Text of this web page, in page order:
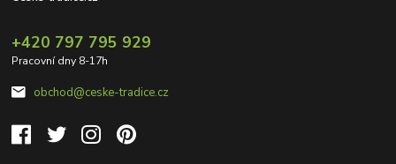
+420 797 795 929
Pracovní dny 8-17h
obchod@ceske-tradice.cz